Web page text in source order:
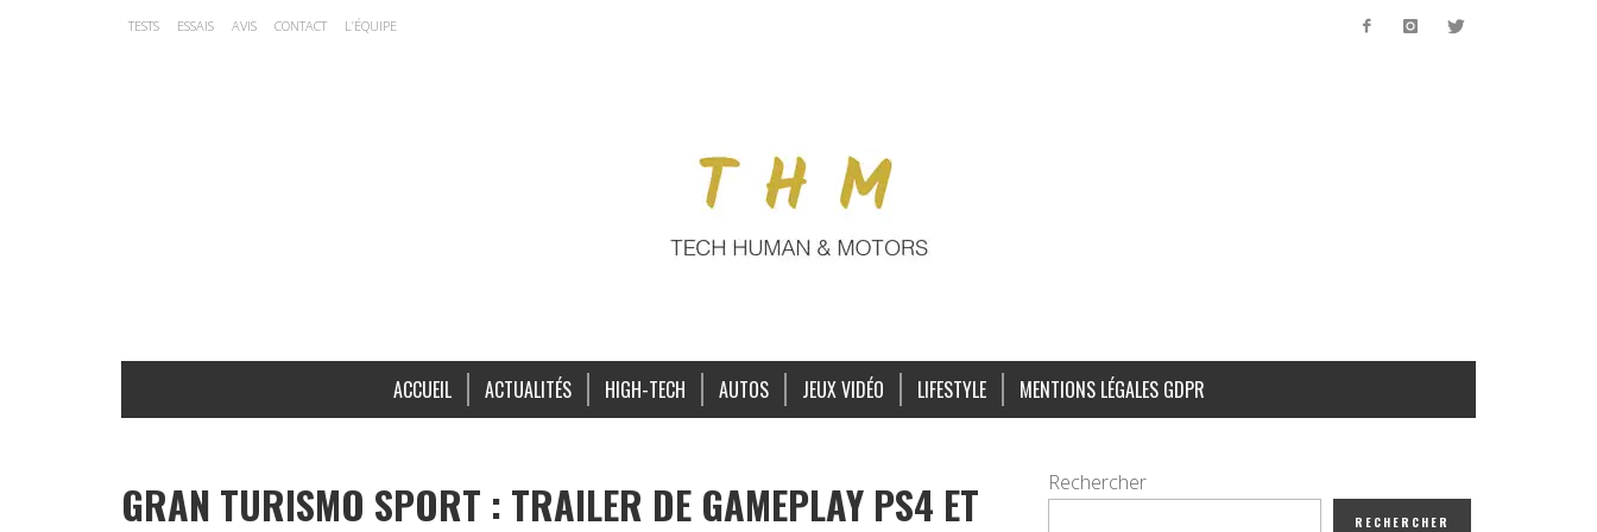
TESTS ESSAIS AVIS CONTACT L’ÉQUIPE
ACCUEIL ACTUALITÉS HIGH-TECH AUTOS JEUX VIDÉO LIFESTYLE MENTIONS LÉGALES GDPR
GRAN TURISMO SPORT : TRAILER DE GAMEPLAY PS4 ET Rechercher
RECHERCHER